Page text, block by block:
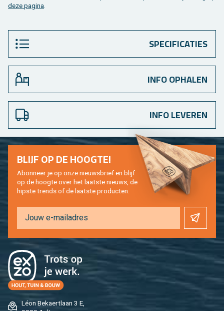
deze pa­gi­na.
SPECIFICATIES
INFO OPHALEN
INFO LEVEREN
Léon Be­kaert­laan 3 E,
BLIJF OP DE HOOG­TE!
Abon­neer je op onze nieuws­brief en blijf
op de hoog­te over het laat­ste nieuws, de
hip­s­te trends of de laat­ste pro­duc­ten.